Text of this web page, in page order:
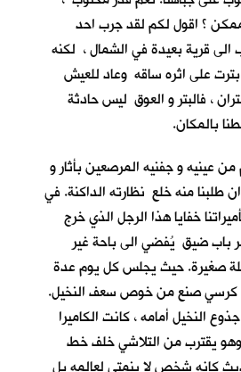
؟ اقول لكم لقد جرب احد
الى قرية بعيدة في الشمال ، لكنه
على اثره ساقه وعاد للعيش
، فالبتر و العوق ليس حادثة
بالمكان.
من عينيه و جفنيه المرصعين بأثار و
طلبنا منه خلع نظارته الداكنة. في
خفايا هذا الرجل الذي خرج
باب ضيق يُفضي الى باحة غير
صغيرة. حيث يجلس كل يوم عدة
كرسي صنع من خوص سعف النخيل.
النخيل أمامه ، كانت الكاميرا
يقترب من التلاشي خلف خط